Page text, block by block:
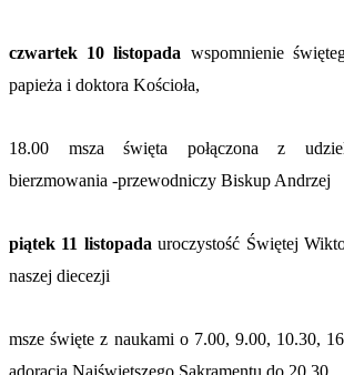
czwartek 10 listopada wspomnienie
papieża i doktora Kościoła,
18.00 msza święta połączona z
bierzmowania -przewodniczy Biskup Andrzej
piątek 11 listopadauroczystość Świętej
naszej diecezji
msze święte z naukami o 7.00, 9.00, 10.30,
adoracja Najświętszego Sakramentu do 20.30.